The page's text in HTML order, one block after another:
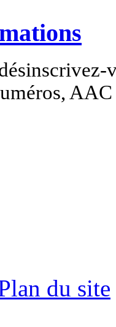
du site